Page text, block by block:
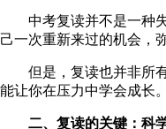
中考复读并不是一种失
己一次重新来过的机会，
但是，复读也并非所有
能让你在压力中学会成长。
二、复读的关键：科